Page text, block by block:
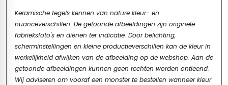
Keramische tegels kennen van nature kleur- en
nuanceverschillen. De getoonde afbeeldingen zijn originele
fabrieksfoto's en dienen ter indicatie. Door belichting,
scherminstellingen en kleine productieverschillen kan de kleur in
werkelijkheid afwijken van de afbeelding op de webshop. Aan de
getoonde afbeeldingen kunnen geen rechten worden ontleend.
Wij adviseren om vooraf een monster te bestellen wanneer kleur